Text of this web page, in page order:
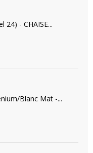
24) - CHAISE...
Blanc Mat -...